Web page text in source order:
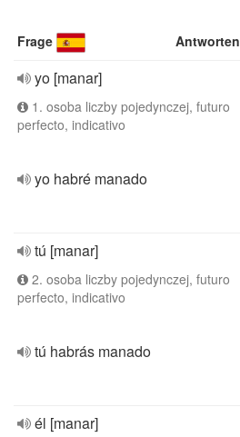
Frage Antworten
yo [manar]
1. osoba liczby pojedynczej, futuro
perfecto, indicativo
yo habré manado
tú [manar]
2. osoba liczby pojedynczej, futuro
perfecto, indicativo
tú habrás manado
él [manar]